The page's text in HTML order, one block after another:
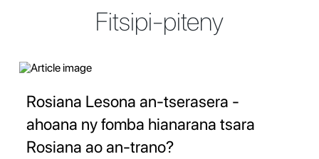
Fitsipi-piteny
Rosiana Lesona an-tserasera -
ahoana ny fomba hianarana tsara
Rosiana ao an-trano?